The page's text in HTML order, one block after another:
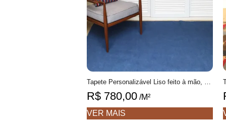
R$ 780,00 /M²
VER MAIS